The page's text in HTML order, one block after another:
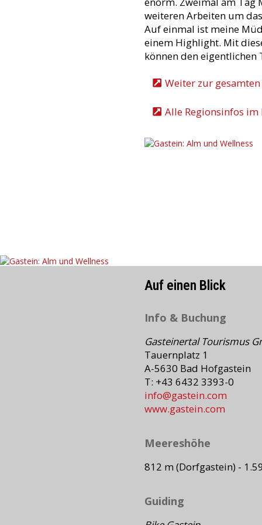
weiteren Arbeiten um
Auf einmal ist meine
einem Highlight. Mit
können den eigentlichen
Weiter zur gesamten
Alle Regionsinfos im
Auf einen Blick
Info & Buchung
Gasteinertal Tourismus
Tauernplatz 1
A-5630 Bad Hofgastein
T: +43 6432 3393-0
info@gastein.com
www.gastein.com
Meereshöhe
812 m (Dorfgastein) -
Guiding